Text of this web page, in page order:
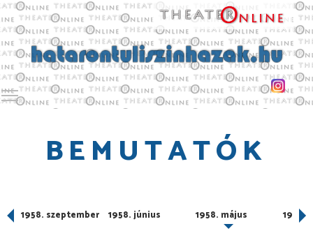
Toggle main menu visibility
BEMUTATÓK
1958. szeptember 1958. június 1958. május 1958.